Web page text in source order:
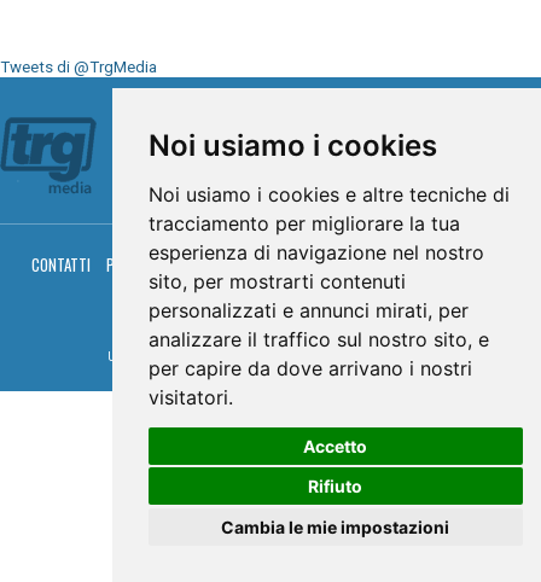
Noi usiamo i cookies
Noi usiamo i cookies e altre tecniche di
tracciamento per migliorare la tua
esperienza di navigazione nel nostro
sito, per mostrarti contenuti
personalizzati e annunci mirati, per
analizzare il traffico sul nostro sito, e
per capire da dove arrivano i nostri
visitatori.
Accetto
Rifiuto
Cambia le mie impostazioni
Tweets di @TrgMedia
CONTATTI PRIVACY COOKIES PALINSESTO DIRETTA TV
DIRETTA RADIO
RGM HITRADIO
© TRG Media 2005-2026
Umbria Televisioni s.r.l. - P.I.00496230541 -